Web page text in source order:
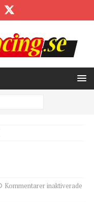
Kommentarer inaktiverade